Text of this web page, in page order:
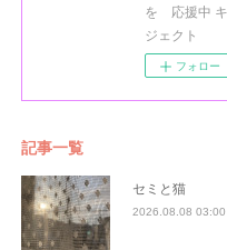
を 応援中
ジェクト
フォロー
記事一覧
セミと猫
2026.08.08 03:00